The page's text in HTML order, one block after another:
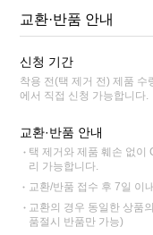
교환·반품 안내
신청 기간
착용 전(택 제거 전) 제품 수
에서 직접 신청 가능합니다.
교환·반품 안내
택 제거와 제품 훼손 없이
리 가능합니다.
교환/반품 접수 후 7일 이
교환의 경우 동일한 상품
품절시 반품만 가능)